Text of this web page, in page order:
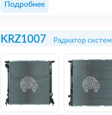
Подробнее
KRZ1007 Радиатор